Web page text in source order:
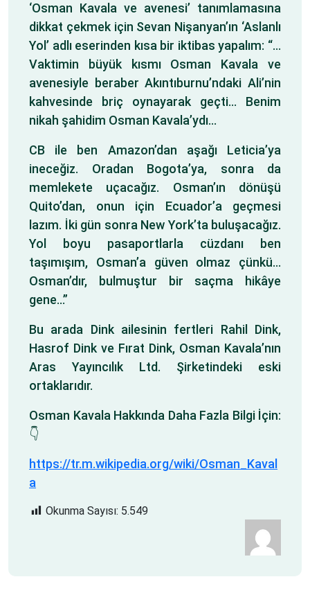
‘Osman Kavala ve avenesi’ tanımlamasına
dikkat çekmek için Sevan Nişanyan’ın ‘Aslanlı
Yol’ adlı eserinden kısa bir iktibas yapalım: “…
Vaktimin büyük kısmı Osman Kavala ve
avenesiyle beraber Akıntıburnu’ndaki Ali’nin
kahvesinde briç oynayarak geçti… Benim
nikah şahidim Osman Kavala’ydı…
CB ile ben Amazon’dan aşağı Leticia’ya
ineceğiz. Oradan Bogota’ya, sonra da
memlekete uçacağız. Osman’ın dönüşü
Quito’dan, onun için Ecuador’a geçmesi
lazım. İki gün sonra New York’ta buluşacağız.
Yol boyu pasaportlarla cüzdanı ben
taşımışım, Osman’a güven olmaz çünkü…
Osman’dır, bulmuştur bir saçma hikâye
gene…”
Bu arada Dink ailesinin fertleri Rahil Dink,
Hasrof Dink ve Fırat Dink, Osman Kavala’nın
Aras Yayıncılık Ltd. Şirketindeki eski
ortaklarıdır.
Osman Kavala Hakkında Daha Fazla Bilgi İçin:
👇
https://tr.m.wikipedia.org/wiki/Osman_Kaval
a
Okunma Sayısı: 5.549